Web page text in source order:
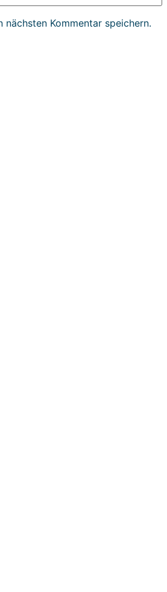
Kommentar speichern.